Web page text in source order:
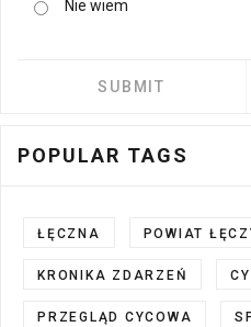
Nie wiem
POPULAR TAGS
ŁĘCZNA POWIAT
KRONIKA ZDARZEŃ
PRZEGLĄD CYCOWA